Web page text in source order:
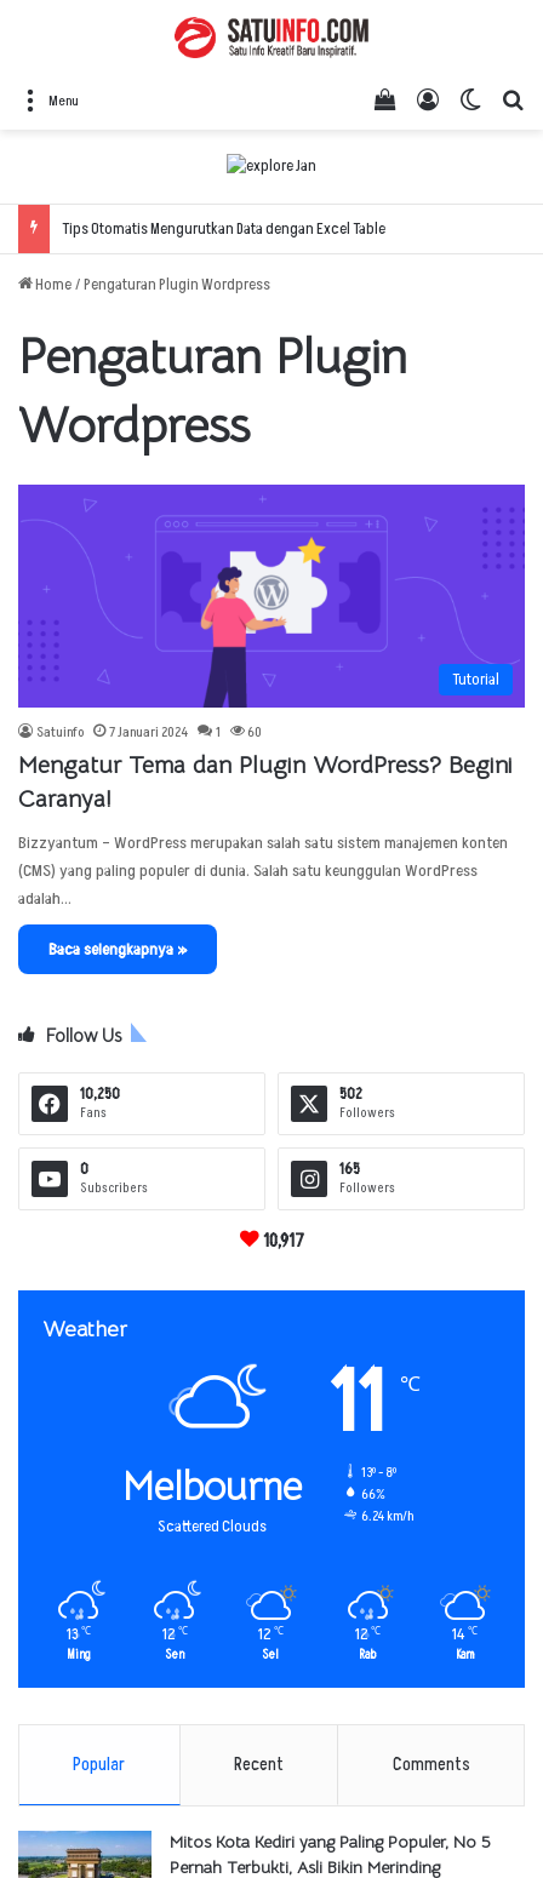
Menu Switch
Log In
View your
Tips Otomatis Mengurutkan Data dengan Excel Table
Home/Pengaturan Plugin Wordpress
Pengaturan Plugin
Wordpress
Tutorial
Satuinfo 7 Januari 2024 1 60
Mengatur Tema dan Plugin WordPress? Begini
Caranya!
Bizzyantum – WordPress merupakan salah satu sistem manajemen konten
(CMS) yang paling populer di dunia. Salah satu keunggulan WordPress
adalah…
Baca selengkapnya »
Follow Us
10,250
Fans
502
Followers
0
Subscribers
165
Followers
10,917
Weather
Melbourne
Scattered Clouds
11 ℃
13º - 8º
66%
6.24 km/h
13℃
Ming
12 ℃
Sen
12 ℃
Sel
12℃
Rab
14℃
Kam
Popular Recent Comments
Mitos Kota Kediri yang Paling Populer, No 5
Pernah Terbukti, Asli Bikin Merinding